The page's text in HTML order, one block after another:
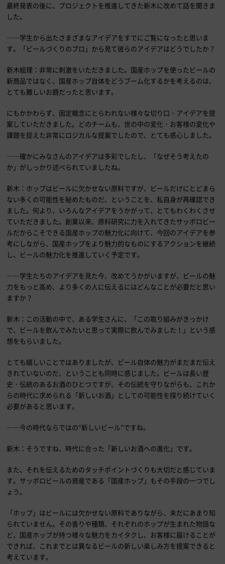
最終発表の後に、プロジェクトを推進してきた新木に改めて話を聞きま
した。
――学生から出たさまざまなアイデアをすでにご覧になったと思いま
す。「ビールづくりのプロ」から見て彼らのアイデアはどうでしたか？
新木絵理：非常に刺激をいただきました。国産ホップを使ったビールの
新商品ではなく、国産ホップ自体をどうブーム化するかを考えるのは、
とても難しいお題だったと思います。
にもかかわらず、固定概念にとらわれない様々な切り口・アイデアを提
案していただきました。どのチームも、世の中の変化・お客様の変化や
課題を捉えた非常にロジカルな提案でしたので、とても感心しました。
――確かにみなさんのアイデアは多彩でしたし、「なぜそう考えたの
か」がしっかり述べられていましたね。
新木：ホップはビールに欠かせない原料ですが、ビールだけにとどまら
ない多くの可能性を秘めたものだ、ということを、私自身が再確認でき
ました。何より、いろんなアイデアをうかがって、とてもわくわくさせ
ていただきました。創業以来、原料研究に力を入れてきたサッポロビー
ルだからこそできる国産ホップの魅力化に向けて、今回のアイデアを参
考にしながら、国産ホップをより魅力的なものにするアクションを継続
し、ビールの魅力化を推進していく予定です。
――学生たちのアイデアを見た今、改めてうかがいますが、ビールの魅
力をもっと高め、より多くの人に伝えるにはどんなことが必要だと思い
ますか？
新木：この活動の中で、ある学生さんに、「この取り組みがきっかけ
で、ビールを飲んでみたいと思って実際に飲んでみました！」という感
想をもらいました。
とても嬉しいことではありましたが、ビール自体の魅力がまだまだ伝え
きれていないのだ、ということも同時に感じました。ビールは長い歴
史・伝統のあるお酒のひとつですが、その伝統を守りながらも、これか
らの時代に求められる「新しいお酒」としての可能性を探り続けていく
必要があると思います。
――今の時代ならではの“新しいビール”ですね。
新木：そうですね、時代に合った「新しいお酒への進化」です。
また、それを伝えるためのタッチポイントづくりも大切だと感じていま
す。サッポロビールの資産である「国産ホップ」もその手段の一つでし
ょう。
「ホップ」はビールには欠かせない原料でありながら、未だにあまり知
られていません。その香りや種類、それぞれのホップが生まれた物語な
ど、国産ホップが持つ様々な魅力をカイタクし、お客様に届けることが
できれば、これまでとは異なるビールの新しい楽しみ方を提案できると
考えています。